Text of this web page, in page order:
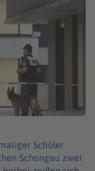
Schüler
Schongau zwei